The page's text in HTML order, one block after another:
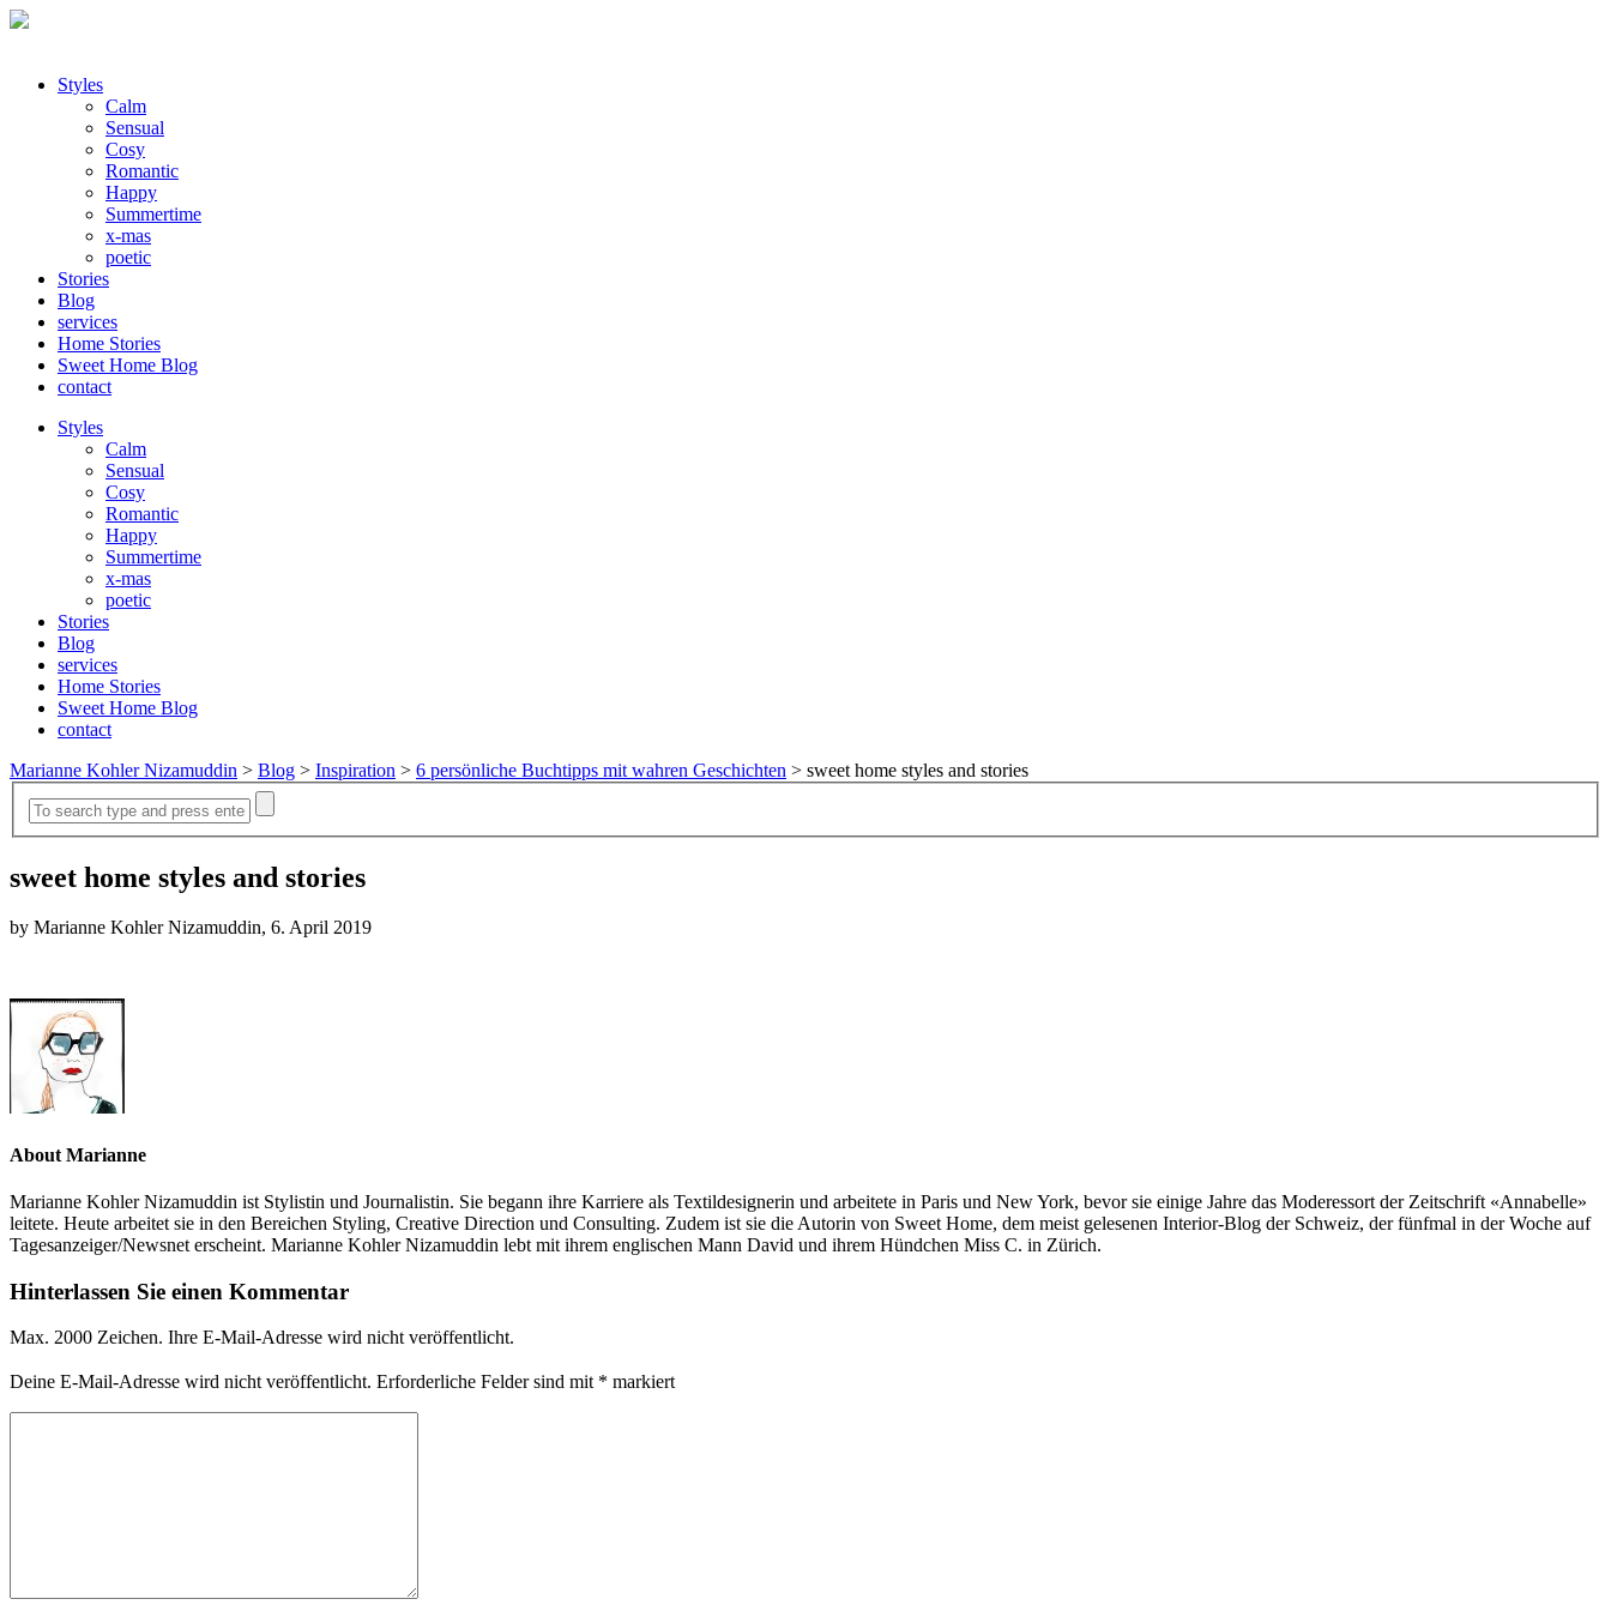
Styles
Calm
Sensual
Cosy
Romantic
Happy
Summertime
x-mas
poetic
Stories
Blog
services
Home Stories
Sweet Home Blog
contact
Styles
Calm
Sensual
Cosy
Romantic
Happy
Summertime
x-mas
poetic
Stories
Blog
services
Home Stories
Sweet Home Blog
contact
Marianne Kohler Nizamuddin > Blog > Inspiration > 6 persönliche Buchtipps mit wahren Geschichten > sweet home styles and stories
sweet home styles and stories
by Marianne Kohler Nizamuddin, 6. April 2019
About Marianne
Marianne Kohler Nizamuddin ist Stylistin und Journalistin. Sie begann ihre Karriere als Textildesignerin und arbeitete in Paris und New York, bevor sie einige Jahre das Moderessort der Zeitschrift «Annabelle»
leitete. Heute arbeitet sie in den Bereichen Styling, Creative Direction und Consulting. Zudem ist sie die Autorin von Sweet Home, dem meist gelesenen Interior-Blog der Schweiz, der fünfmal in der Woche auf
Tagesanzeiger/Newsnet erscheint. Marianne Kohler Nizamuddin lebt mit ihrem englischen Mann David und ihrem Hündchen Miss C. in Zürich.
Hinterlassen Sie einen Kommentar
Max. 2000 Zeichen. Ihre E-Mail-Adresse wird nicht veröffentlicht.
Deine E-Mail-Adresse wird nicht veröffentlicht. Erforderliche Felder sind mit * markiert